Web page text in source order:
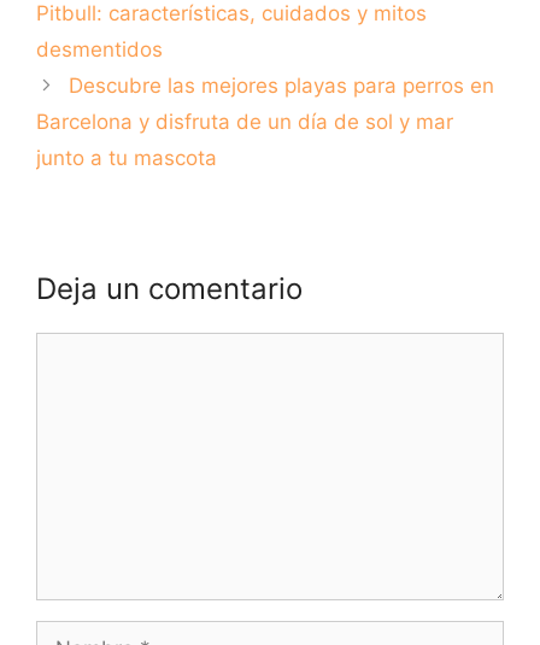
Pitbull: características, cuidados y mitos
desmentidos
Descubre las mejores playas para perros en
Barcelona y disfruta de un día de sol y mar
junto a tu mascota
Deja un comentario